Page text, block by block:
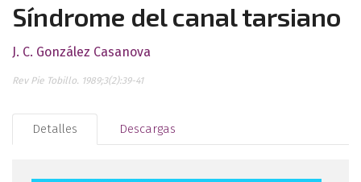
Síndrome del canal tarsiano
J. C. González Casanova
Rev Pie Tobillo. 1989;3(2):39-41
Detalles Descargas